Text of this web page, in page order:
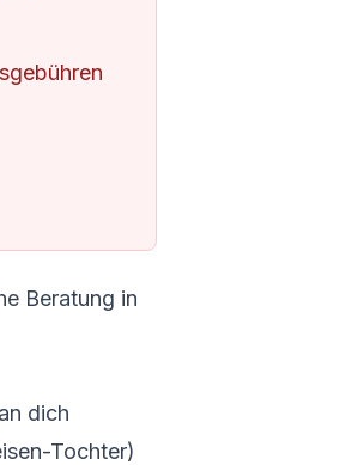
Beratung in
dich
Tochter)